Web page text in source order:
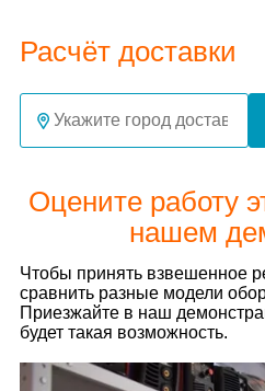
Расчёт доставки
Оцените работу
нашем
Чтобы принять взвешенное
сравнить разные модели
Приезжайте в наш
будет такая возможность.